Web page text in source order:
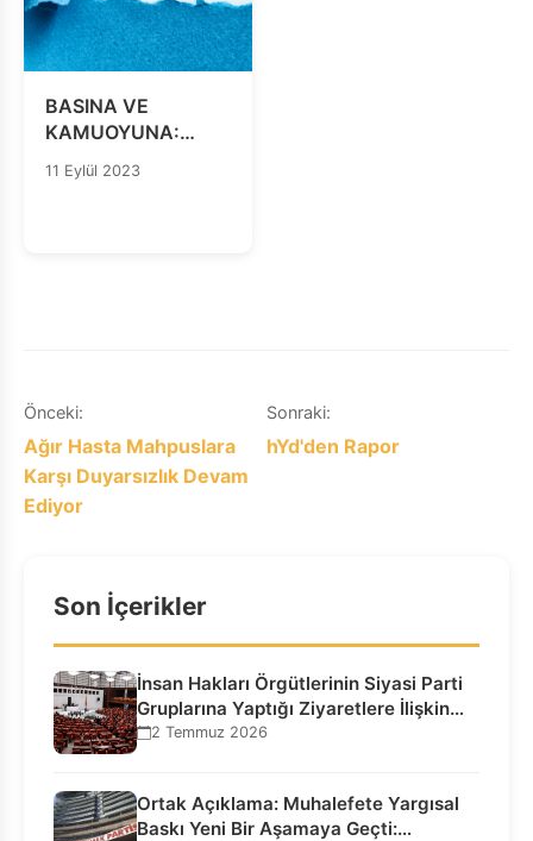
BASINA VE
KAMUOYUNA:
Sezgin Tanrıkulu
yalnız değildir!
11 Eylül 2023
Yazı
gezinmesi
Önceki:
Ağır Hasta Mahpuslara
Karşı Duyarsızlık Devam
Ediyor
Sonraki:
hYd'den Rapor
Son İçerikler
İnsan Hakları Örgütlerinin Siyasi Parti
Gruplarına Yaptığı Ziyaretlere İlişkin
Bilgilendirme…
2 Temmuz 2026
Ortak Açıklama: Muhalefete Yargısal
Baskı Yeni Bir Aşamaya Geçti: